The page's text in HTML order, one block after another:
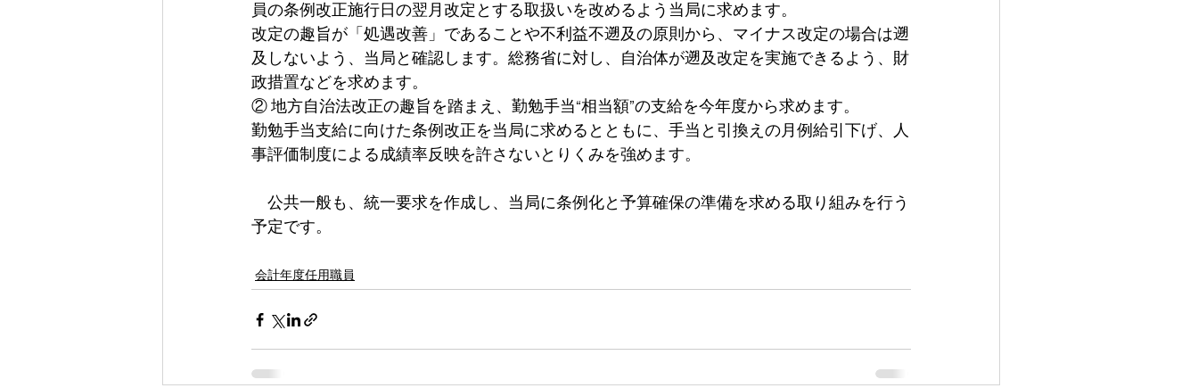
員の条例改正施行日の翌月改定とする取扱いを改めるよう当局に求めます。
改定の趣旨が「処遇改善」であることや不利益不遡及の原則から、マイナス改定の場合は遡
及しないよう、当局と確認します。総務省に対し、自治体が遡及改定を実施できるよう、財
政措置などを求めます。
② 地方自治法改正の趣旨を踏まえ、勤勉手当“相当額”の支給を今年度から求めます。
勤勉手当支給に向けた条例改正を当局に求めるとともに、手当と引換えの月例給引下げ、人
事評価制度による成績率反映を許さないとりくみを強めます。
公共一般も、統一要求を作成し、当局に条例化と予算確保の準備を求める取り組みを行う
予定です。
会計年度任用職員